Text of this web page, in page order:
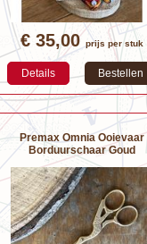
€ 35,00 prijs per stuk
Details Bestellen
Premax Omnia Ooievaar
Borduurschaar Goud